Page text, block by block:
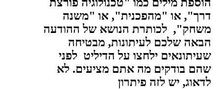
דרך", או "מהפכנית", או "משנה
משחק", לכותרת הנושא של ההודעה
הבאה שלכם לעיתונות, מבטיחה
שעיתונאים ילחצו על הדיליט לפני
שהם בודקים מה אתם מציעים. לא
לדאוג, יש לזה פיתרון